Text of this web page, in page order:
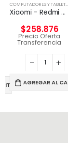
TABLETA COMPUTADORES Y TABLETS
Xiaomi – Redmi Pad SE – Android – Snapdragon 680 – 49949
$258.876
Precio Oferta
Transferencia
AGREGAR AL